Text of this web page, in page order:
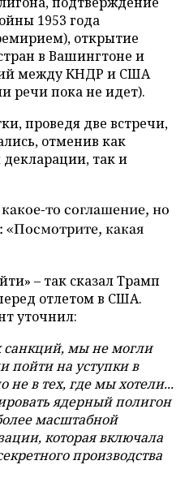
1953 года
открытие
в Вашингтоне и
между КНДР и США
речи пока не идет).
проведя две встречи,
отменив как
так и
то соглашение, но
какая
– так сказал Трамп
отлетом в США.
уточнил:
санкций, мы не могли
пойти на уступки в
не в тех, где мы хотели...
ядерный полигон
масштабной
которая включала
производства